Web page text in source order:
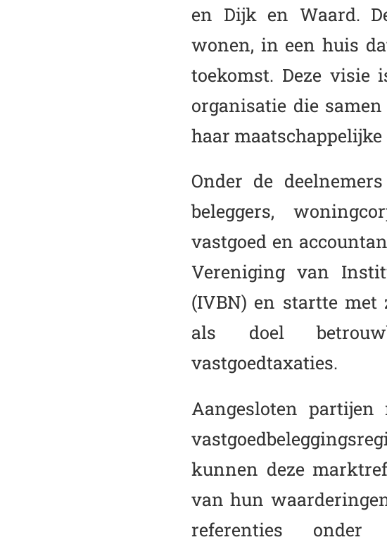
en Dijk en Waard.
wonen, in een huis
toekomst. Deze visie
organisatie die
haar maatschappelijke
Onder de
beleggers,
vastgoed en
Vereniging van
(IVBN) en startte met
als doel
vastgoedtaxaties.
Aangesloten
kunnen deze
van hun
referenties